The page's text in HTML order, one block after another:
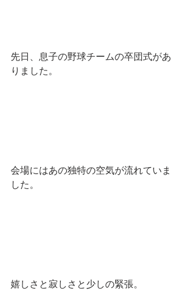
先日、息子の野球チームの卒団式があ
りました。
会場にはあの独特の空気が流れていま
した。
嬉しさと寂しさと少しの緊張。